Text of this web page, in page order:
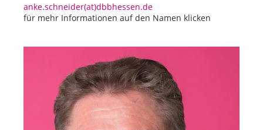
anke.schneider(at)dbbhessen.de
für mehr Informationen auf den Namen klicken